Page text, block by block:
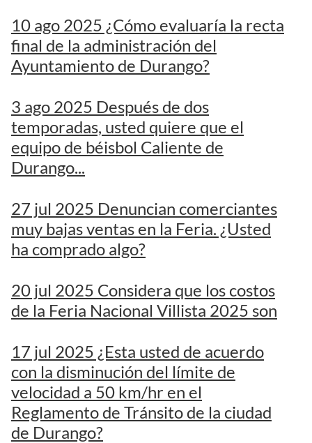
10 ago 2025 ¿Cómo evaluaría la recta
final de la administración del
Ayuntamiento de Durango?
3 ago 2025 Después de dos
temporadas, usted quiere que el
equipo de béisbol Caliente de
Durango...
27 jul 2025 Denuncian comerciantes
muy bajas ventas en la Feria. ¿Usted
ha comprado algo?
20 jul 2025 Considera que los costos
de la Feria Nacional Villista 2025 son
17 jul 2025 ¿Esta usted de acuerdo
con la disminución del límite de
velocidad a 50 km/hr en el
Reglamento de Tránsito de la ciudad
de Durango?